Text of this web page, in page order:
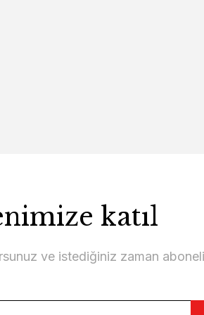
katıl
ve istediğiniz zaman